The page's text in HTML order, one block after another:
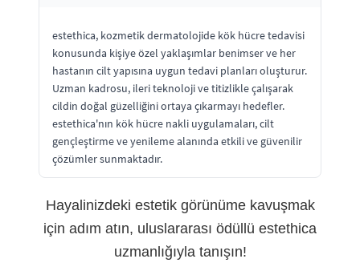
estethica, kozmetik dermatolojide kök hücre tedavisi
konusunda kişiye özel yaklaşımlar benimser ve her
hastanın cilt yapısına uygun tedavi planları oluşturur.
Uzman kadrosu, ileri teknoloji ve titizlikle çalışarak
cildin doğal güzelliğini ortaya çıkarmayı hedefler.
estethica'nın kök hücre nakli uygulamaları, cilt
gençleştirme ve yenileme alanında etkili ve güvenilir
çözümler sunmaktadır.
Hayalinizdeki estetik görünüme kavuşmak
için adım atın, uluslararası ödüllü estethica
uzmanlığıyla tanışın!